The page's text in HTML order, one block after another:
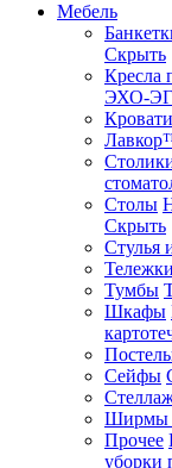
Мебель
Скрыть
Кресла
ЭХО-ЭГ
Кровати
Столы
Скрыть
Стулья
Тележки
Тумбы
Шкафы
Сейфы
Ширмы
Прочее
уборки